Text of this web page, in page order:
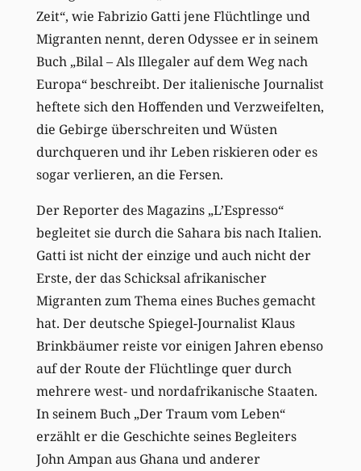
Zeit“, wie Fabrizio Gatti jene Flüchtlinge und
Migranten nennt, deren Odyssee er in seinem
Buch „Bilal – Als Illegaler auf dem Weg nach
Europa“ beschreibt. Der italienische Journalist
heftete sich den Hoffenden und Verzweifelten,
die Gebirge überschreiten und Wüsten
durchqueren und ihr Leben riskieren oder es
sogar verlieren, an die Fersen.
Der Reporter des Magazins „L’Espresso“
begleitet sie durch die Sahara bis nach Italien.
Gatti ist nicht der einzige und auch nicht der
Erste, der das Schicksal afrikanischer
Migranten zum Thema eines Buches gemacht
hat. Der deutsche Spiegel-Journalist Klaus
Brinkbäumer reiste vor einigen Jahren ebenso
auf der Route der Flüchtlinge quer durch
mehrere west- und nordafrikanische Staaten.
In seinem Buch „Der Traum vom Leben“
erzählt er die Geschichte seines Begleiters
John Ampan aus Ghana und anderer